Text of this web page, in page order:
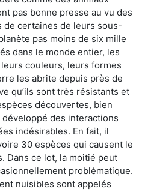
pas bonne presse au vu des
certaines de leurs sous-
pas moins de six mille
dans le monde entier, les
couleurs, leurs formes
les abrite depuis près de
qu’ils sont très résistants et
découvertes, bien
des interactions
indésirables. En fait, il
30 espèces qui causent le
Dans ce lot, la moitié peut
problématique.
nuisibles sont appelés